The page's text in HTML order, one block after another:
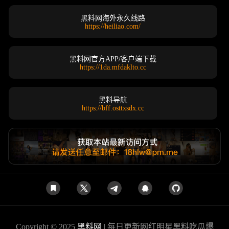
黑料网海外永久线路
https://heiliao.com/
黑料网官方APP/客户端下载
https://1da.mfdaklto.cc
黑料导航
https://bff.osttxsdx.cc
Copyright © 2025 黑料网 | 每日更新网红明星黑料吃瓜爆